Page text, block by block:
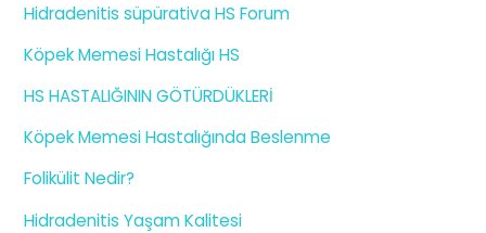
Hidradenitis süpürativa HS Forum
Köpek Memesi Hastalığı HS
HS HASTALIĞININ GÖTÜRDÜKLERİ
Köpek Memesi Hastalığında Beslenme
Folikülit Nedir?
Hidradenitis Yaşam Kalitesi